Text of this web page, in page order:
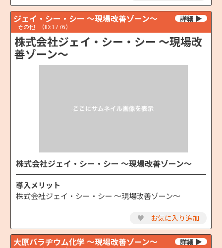
ジェイ・シー・シー ～現場改善ゾーン～
その他 （ID:1776）
株式会社ジェイ・シー・シー ～現場改
善ゾーン～
株式会社ジェイ・シー・シー ～現場改善ゾーン～
導入メリット
株式会社ジェイ・シー・シー ～現場改善ゾーン～
♥ お気に入り追加
大原パラヂウム化学 ～現場改善ゾーン～